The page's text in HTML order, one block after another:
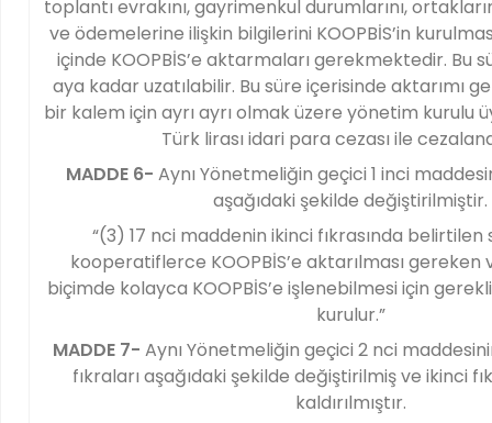
toplantı evrakını, gayrimenkul durumlarını,
ve ödemelerine ilişkin bilgilerini KOOPBİS’in
içinde KOOPBİS’e aktarmaları gerekmektedir. Bu
aya kadar uzatılabilir. Bu süre içerisinde aktarımı
bir kalem için ayrı ayrı olmak üzere yönetim kurulu
Türk lirası idari para cezası ile
MADDE 6- Aynı Yönetmeliğin geçici 1 inci
aşağıdaki şekilde değiştirilmiştir.
“(3) 17 nci maddenin ikinci fıkrasında
kooperatiflerce KOOPBİS’e aktarılması
biçimde kolayca KOOPBİS’e işlenebilmesi için
kurulur.”
MADDE 7- Aynı Yönetmeliğin geçici 2 nci
fıkraları aşağıdaki şekilde değiştirilmiş ve ikinci
kaldırılmıştır.